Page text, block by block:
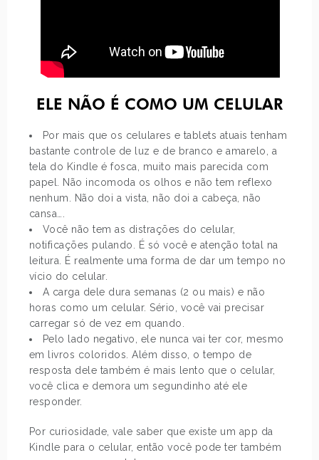
ELE NÃO É COMO UM CELULAR
Por mais que os celulares e tablets atuais tenham
bastante controle de luz e de branco e amarelo, a
tela do Kindle é fosca, muito mais parecida com
papel. Não incomoda os olhos e não tem reflexo
nenhum. Não doi a vista, não doi a cabeça, não
cansa….
Você não tem as distrações do celular,
notificações pulando. É só você e atenção total na
leitura. É realmente uma forma de dar um tempo no
vício do celular.
A carga dele dura semanas (2 ou mais) e não
horas como um celular. Sério, você vai precisar
carregar só de vez em quando.
Pelo lado negativo, ele nunca vai ter cor, mesmo
em livros coloridos. Além disso, o tempo de
resposta dele também é mais lento que o celular,
você clica e demora um segundinho até ele
responder.
Por curiosidade, vale saber que existe um app da
Kindle para o celular, então você pode ter também